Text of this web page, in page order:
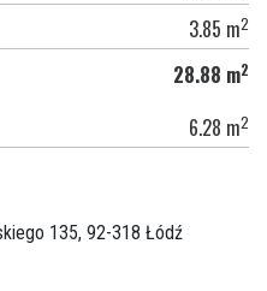
3.85 m2
28.88 m2
6.28 m2
135, 92-318 Łódź